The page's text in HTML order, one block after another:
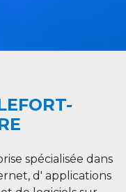
spécialisée dans
d' applications